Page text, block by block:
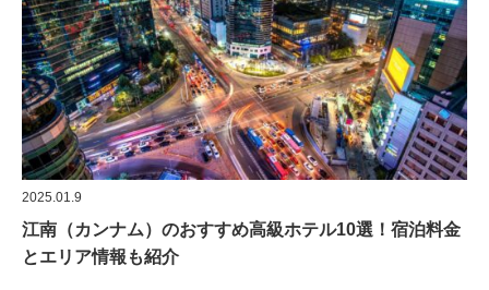
2025.01.9
江南（カンナム）のおすすめ高級ホテル10選！宿泊料金
とエリア情報も紹介